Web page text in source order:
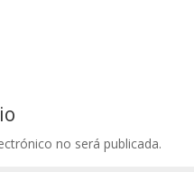
no será publicada.